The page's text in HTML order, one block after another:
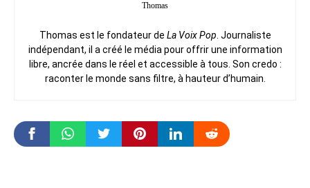
Thomas
Thomas est le fondateur de La Voix Pop . Journaliste
indépendant, il a créé le média pour offrir une information
libre, ancrée dans le réel et accessible à tous. Son credo :
raconter le monde sans filtre, à hauteur d’humain.